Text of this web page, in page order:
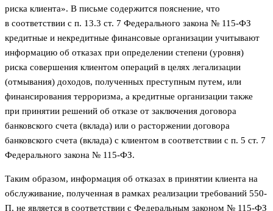
риска клиента». В письме содержится пояснение, что
в соответствии с п. 13.3 ст. 7 Федерального закона № 115-ФЗ
кредитные и некредитные финансовые организации учитывают
информацию об отказах при определении степени (уровня)
риска совершения клиентом операций в целях легализации
(отмывания) доходов, полученных преступным путем, или
финансирования терроризма, а кредитные организации также
при принятии решений об отказе от заключения договора
банковского счета (вклада) или о расторжении договора
банковского счета (вклада) с клиентом в соответствии с п. 5 ст. 7
Федерального закона № 115-ФЗ.
Таким образом, информация об отказах в принятии клиента на
обслуживание, полученная в рамках реализации требований 550-
П, не является в соответствии с Федеральным законом № 115-ФЗ